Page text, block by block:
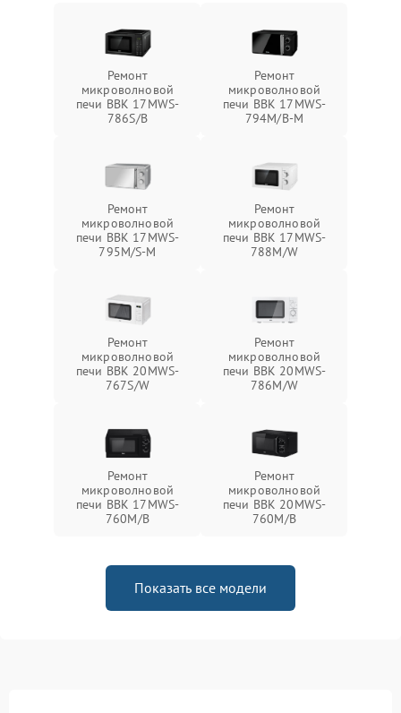
Ремонт
микроволновой
печи BBK 17MWS-
786S/B
Ремонт
микроволновой
печи BBK 17MWS-
794M/B-M
Ремонт
микроволновой
печи BBK 17MWS-
795M/S-M
Ремонт
микроволновой
печи BBK 17MWS-
788M/W
Ремонт
микроволновой
печи BBK 20MWS-
767S/W
Ремонт
микроволновой
печи BBK 20MWS-
786M/W
Ремонт
микроволновой
печи BBK 17MWS-
760M/B
Ремонт
микроволновой
печи BBK 20MWS-
760M/B
Показать все модели